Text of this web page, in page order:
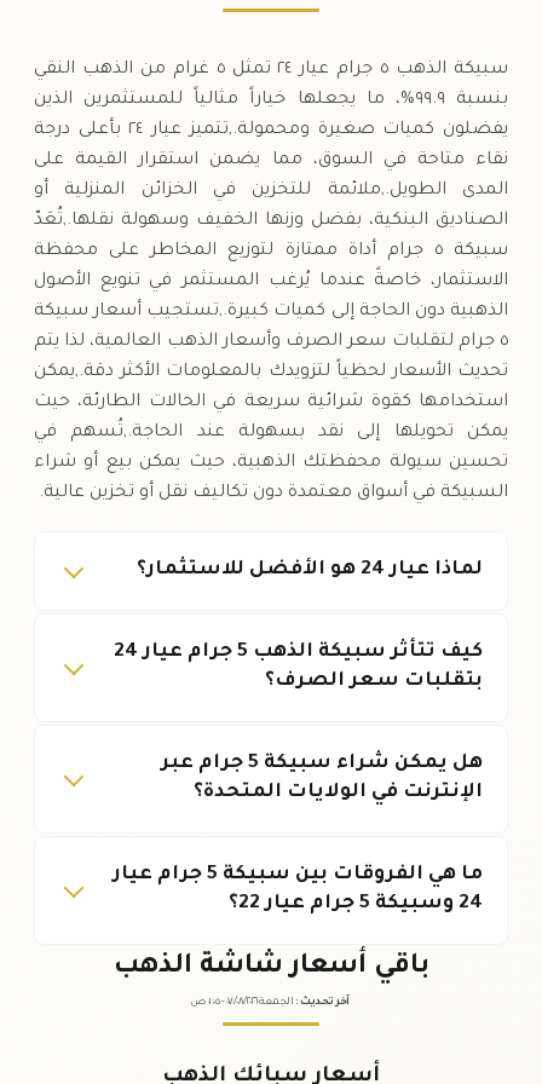
سبيكة الذهب ٥ جرام عيار ٢٤ تمثل ٥ غرام من الذهب النقي
بنسبة ٩٩.٩%، ما يجعلها خياراً مثالياً للمستثمرين الذين
يفضلون كميات صغيرة ومحمولة.,تتميز عيار ٢٤ بأعلى درجة
نقاء متاحة في السوق، مما يضمن استقرار القيمة على
المدى الطويل.,ملائمة للتخزين في الخزائن المنزلية أو
الصناديق البنكية، بفضل وزنها الخفيف وسهولة نقلها.,تُعَدّ
سبيكة ٥ جرام أداة ممتازة لتوزيع المخاطر على محفظة
الاستثمار، خاصةً عندما يُرغب المستثمر في تنويع الأصول
الذهبية دون الحاجة إلى كميات كبيرة.,تستجيب أسعار سبيكة
٥ جرام لتقلبات سعر الصرف وأسعار الذهب العالمية، لذا يتم
تحديث الأسعار لحظياً لتزويدك بالمعلومات الأكثر دقة.,يمكن
استخدامها كقوة شرائية سريعة في الحالات الطارئة، حيث
يمكن تحويلها إلى نقد بسهولة عند الحاجة.,تُسهم في
تحسين سيولة محفظتك الذهبية، حيث يمكن بيع أو شراء
السبيكة في أسواق معتمدة دون تكاليف نقل أو تخزين عالية.
لماذا عيار 24 هو الأفضل للاستثمار؟
كيف تتأثر سبيكة الذهب 5 جرام عيار 24
بتقلبات سعر الصرف؟
هل يمكن شراء سبيكة 5 جرام عبر
الإنترنت في الولايات المتحدة؟
ما هي الفروقات بين سبيكة 5 جرام عيار
24 وسبيكة 5 جرام عيار 22؟
باقي أسعار شاشة الذهب
آخر تحديث : الجمعة ٠٧ /٠٨/٢٠٢٦ - ٠١:٠٥ ص
أسعار سبائك الذهب